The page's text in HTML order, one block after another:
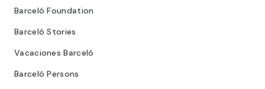
Barceló Foundation
Barceló Stories
Vacaciones Barceló
Barceló Persons